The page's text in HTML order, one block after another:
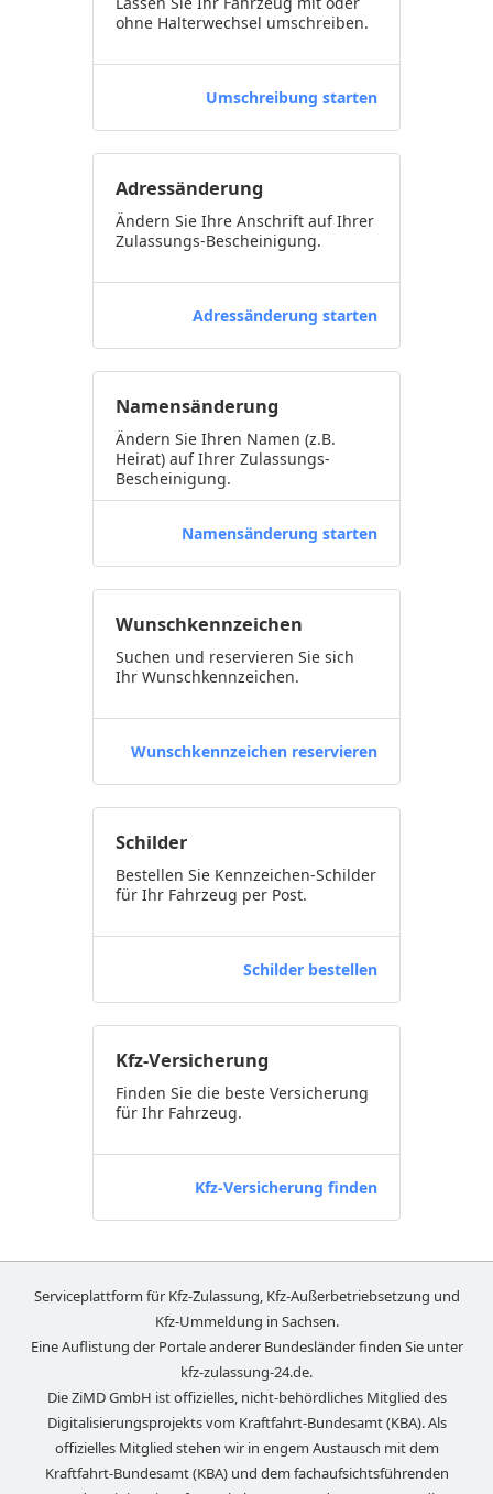
ohne Halterwechsel umschreiben.
Umschreibung starten
Adressänderung
Ändern Sie Ihre Anschrift auf Ihrer
Zulassungs-Bescheinigung.
Adressänderung starten
Namensänderung
Ändern Sie Ihren Namen (z.B.
Heirat) auf Ihrer Zulassungs-
Bescheinigung.
Namensänderung starten
Wunschkennzeichen
Suchen und reservieren Sie sich
Ihr Wunschkennzeichen.
Wunschkennzeichen reservieren
Schilder
Bestellen Sie Kennzeichen-Schilder
für Ihr Fahrzeug per Post.
Schilder bestellen
Kfz-Versicherung
Finden Sie die beste Versicherung
für Ihr Fahrzeug.
Kfz-Versicherung finden
Serviceplattform für Kfz-Zulassung, Kfz-Außerbetriebsetzung und
Kfz-Ummeldung in Sachsen.
Eine Auflistung der Portale anderer Bundesländer finden Sie unter
kfz-zulassung-24.de.
Die ZiMD GmbH ist offizielles, nicht-behördliches Mitglied des
Digitalisierungsprojekts vom Kraftfahrt-Bundesamt (KBA). Als
offizielles Mitglied stehen wir in engem Austausch mit dem
Kraftfahrt-Bundesamt (KBA) und dem fachaufsichtsführenden